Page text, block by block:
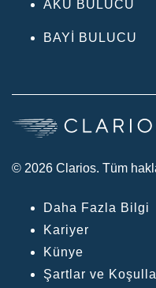
AKÜ BULUCU
BAYI BULUCU
© 2026 Clarios. Tüm
Daha Fazla Bilgi
Kariyer
Künye
Şartlar ve